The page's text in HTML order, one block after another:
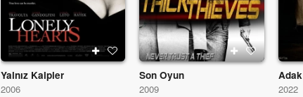
Yalnız Kalpler
2006
Son Oyun
2009
Adak
2022